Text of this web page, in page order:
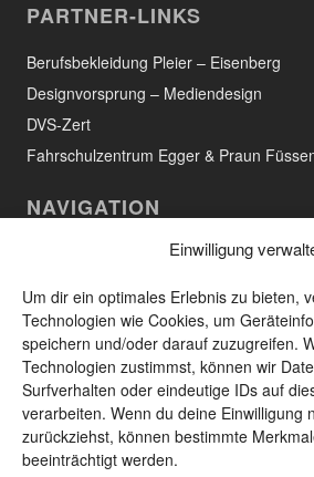
Einwilligung
Um dir ein optimales Erlebnis zu bieten,
Technologien wie Cookies, um
speichern und/oder darauf zuzugreifen.
Technologien zustimmst, können wir
Surfverhalten oder eindeutige IDs auf
verarbeiten. Wenn du deine Einwilligung
zurückziehst, können bestimmte
beeinträchtigt werden.
PARTNER-LINKS
Berufsbekleidung Pleier – Eisenberg
Designvorsprung – Mediendesign
DVS-Zert
Fahrschulzentrum Egger & Praun
NAVIGATION
Aktuelles
Das Unternehmen
Leistungen und Produkte
Unsere Produkte
Kontakt